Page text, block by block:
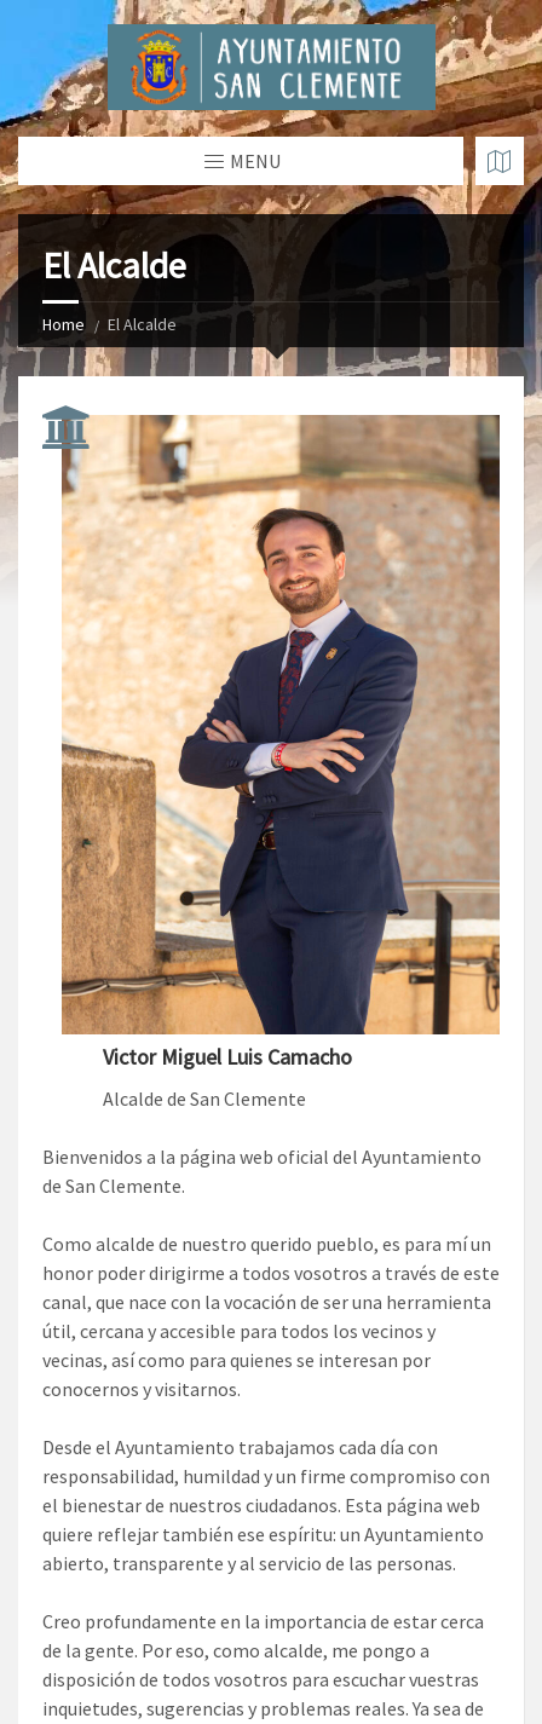
MENU
El Alcalde
Home El Alcalde
Victor Miguel Luis Camacho
Alcalde de San Clemente
Bienvenidos a la página web oficial del Ayuntamiento
de San Clemente.
Como alcalde de nuestro querido pueblo, es para mí un
honor poder dirigirme a todos vosotros a través de este
canal, que nace con la vocación de ser una herramienta
útil, cercana y accesible para todos los vecinos y
vecinas, así como para quienes se interesan por
conocernos y visitarnos.
Desde el Ayuntamiento trabajamos cada día con
responsabilidad, humildad y un firme compromiso con
el bienestar de nuestros ciudadanos. Esta página web
quiere reflejar también ese espíritu: un Ayuntamiento
abierto, transparente y al servicio de las personas.
Creo profundamente en la importancia de estar cerca
de la gente. Por eso, como alcalde, me pongo a
disposición de todos vosotros para escuchar vuestras
inquietudes, sugerencias y problemas reales. Ya sea de